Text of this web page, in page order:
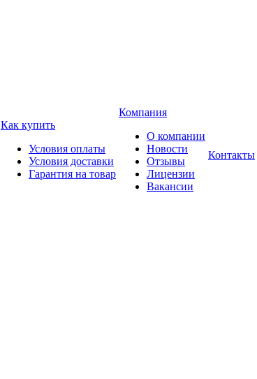
Как купить
Условия оплаты
Условия доставки
Гарантия на товар
Компания
О компании
Новости
Отзывы
Лицензии
Вакансии
Контакты